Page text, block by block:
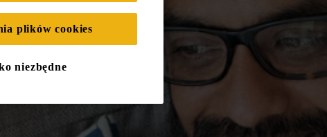
(analityczne pliki
reklam
użytkownika
zewnętrznych i na
plików cookies
niezbędne